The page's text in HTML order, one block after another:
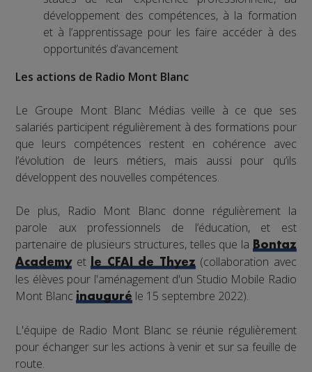
développement des compétences, à la formation
et à l’apprentissage pour les faire accéder à des
opportunités d’avancement
Les actions de Radio Mont Blanc
Le Groupe Mont Blanc Médias veille à ce que ses
salariés participent régulièrement à des formations pour
que leurs compétences restent en cohérence avec
l’évolution de leurs métiers, mais aussi pour qu’ils
développent des nouvelles compétences.
De plus, Radio Mont Blanc donne régulièrement la
parole aux professionnels de l’éducation, et est
partenaire de plusieurs structures, telles que la
Bontaz
Academyet le CFAI de Thyez(collaboration avec
les élèves pour l'aménagement d'un Studio Mobile Radio
Mont Blancinauguré le 15 septembre 2022).
L'équipe de Radio Mont Blanc se réunie régulièrement
pour échanger sur les actions à venir et sur sa feuille de
route.